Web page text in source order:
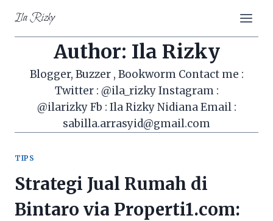
content
Ila Rizky
Author: Ila Rizky
Blogger, Buzzer , Bookworm Contact me :
Twitter : @ila_rizky Instagram :
@ilarizky Fb : Ila Rizky Nidiana Email :
sabilla.arrasyid@gmail.com
TIPS
Strategi Jual Rumah di
Bintaro via Properti1.com: